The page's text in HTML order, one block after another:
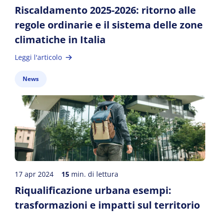
Riscaldamento 2025-2026: ritorno alle
regole ordinarie e il sistema delle zone
climatiche in Italia
Leggi l'articolo
News
17 apr 2024 15 min. di lettura
Riqualificazione urbana esempi:
trasformazioni e impatti sul territorio